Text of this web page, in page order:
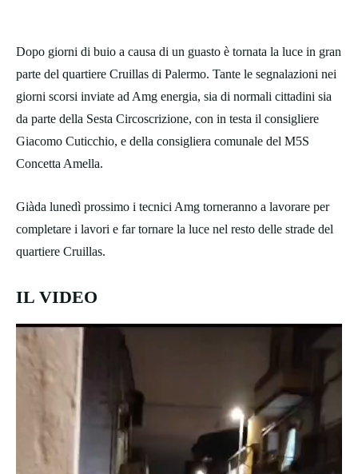
Dopo giorni di buio a causa di un guasto è tornata la luce in gran
parte del quartiere Cruillas di Palermo. Tante le segnalazioni nei
giorni scorsi inviate ad Amg energia, sia di normali cittadini sia
da parte della Sesta Circoscrizione, con in testa il consigliere
Giacomo Cuticchio, e della consigliera comunale del M5S
Concetta Amella.
Giàda lunedì prossimo i tecnici Amg torneranno a lavorare per
completare i lavori e far tornare la luce nel resto delle strade del
quartiere Cruillas.
IL VIDEO